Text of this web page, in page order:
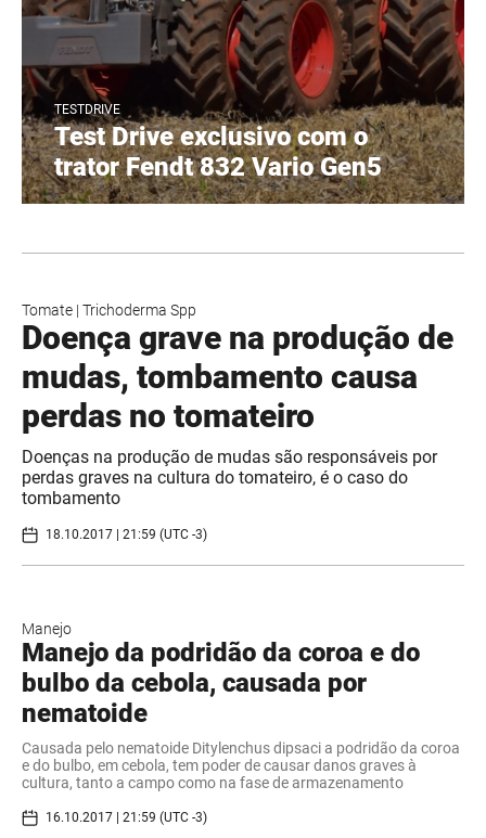
TESTDRIVE
Test Drive exclusivo com o
trator Fendt 832 Vario Gen5
Tomate | Trichoderma Spp
Doença grave na produção de
mudas, tombamento causa
perdas no tomateiro
Doenças na produção de mudas são responsáveis por
perdas graves na cultura do tomateiro, é o caso do
tombamento
18.10.2017 | 21:59 (UTC -3)
Manejo
Manejo da podridão da coroa e do
bulbo da cebola, causada por
nematoide
Causada pelo nematoide Ditylenchus dipsaci a podridão da coroa
e do bulbo, em cebola, tem poder de causar danos graves à
cultura, tanto a campo como na fase de armazenamento
16.10.2017 | 21:59 (UTC -3)